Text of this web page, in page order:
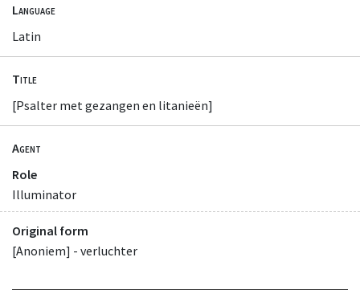
Language
Latin
Title
[Psalter met gezangen en litanieën]
Agent
Role
Illuminator
Original form
[Anoniem] - verluchter